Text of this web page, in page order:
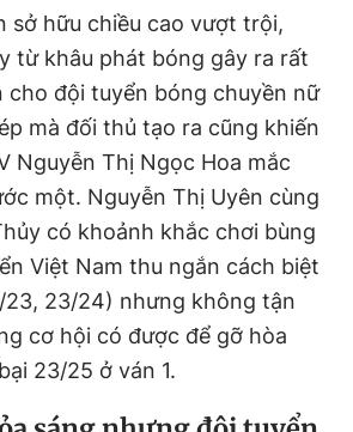
110/GP - BTTTT cấp ngày 24.3.2020
thuộc về Báo Thanh Niên. Cấm sao
nếu không có sự chấp thuận bằng văn
Technologies, JSC.
sở hữu chiều cao vượt trội,
từ khâu phát bóng gây ra rất
cho đội tuyển bóng chuyền nữ
mà đối thủ tạo ra cũng khiến
Nguyễn Thị Ngọc Hoa mắc
một. Nguyễn Thị Uyên cùng
có khoảnh khắc chơi bùng
Việt Nam thu ngắn cách biệt
23, 23/24) nhưng không tận
cơ hội có được để gỡ hòa
23/25 ở ván 1.